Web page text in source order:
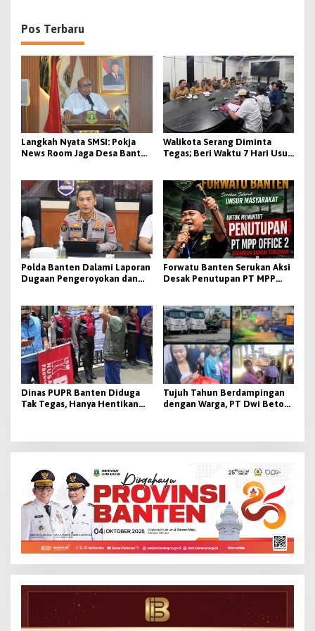
Pos Terbaru
Langkah Nyata SMSI: Pokja
News Room Jaga Desa Banten
Walikota Serang Diminta
Tegas; Beri Waktu 7 Hari Usut
Polda Banten Dalami Laporan
Dugaan Pengeroyokan dan
Investigation
Forwatu Banten Serukan Aksi
Desak Penutupan PT MPP
Dinas PUPR Banten Diduga
Tak Tegas, Hanya Hentikan
Tujuh Tahun Berdampingan
dengan Warga, PT Dwi Beton